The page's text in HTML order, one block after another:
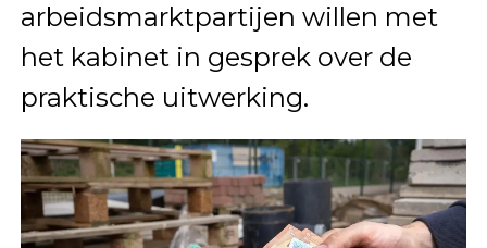
arbeidsmarktpartijen willen met
het kabinet in gesprek over de
praktische uitwerking.